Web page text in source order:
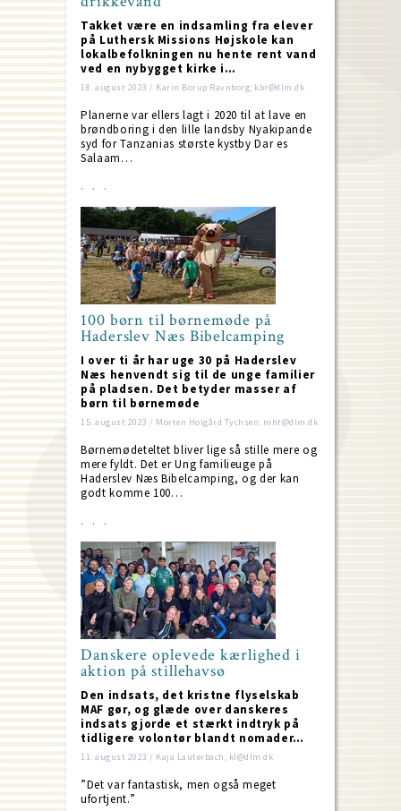
Takket være en indsamling fra elever
på Luthersk Missions Højskole kan
lokalbefolkningen nu hente rent vand
ved en nybygget kirke i…
18. august 2023 / Karin Borup Ravnborg; kbr@dlm.dk
Planerne var ellers lagt i 2020 til at lave en
brøndboring i den lille landsby Nyakipande
syd for Tanzanias største kystby Dar es
Salaam…
100 børn til børnemøde på
Haderslev Næs Bibelcamping
I over ti år har uge 30 på Haderslev
Næs henvendt sig til de unge familier
på pladsen. Det betyder masser af
børn til børnemøde
15. august 2023 / Morten Holgård Tychsen: mht@dlm.dk
Børnemødeteltet bliver lige så stille mere og
mere fyldt. Det er Ung familieuge på
Haderslev Næs Bibelcamping, og der kan
godt komme 100…
Danskere oplevede kærlighed i
aktion på stillehavsø
Den indsats, det kristne flyselskab
MAF gør, og glæde over danskeres
indsats gjorde et stærkt indtryk på
tidligere volontør blandt nomader…
11. august 2023 / Kaja Lauterbach, kl@dlm.dk
”Det var fantastisk, men også meget
ufortjent.”